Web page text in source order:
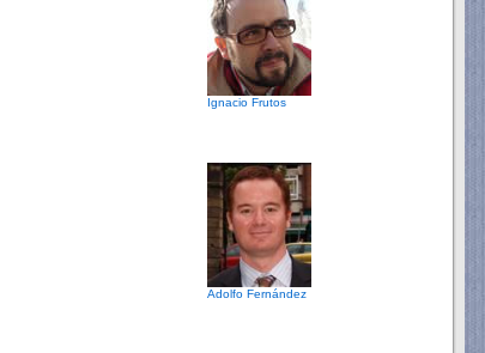
Ignacio Frutos
Adolfo Fernández